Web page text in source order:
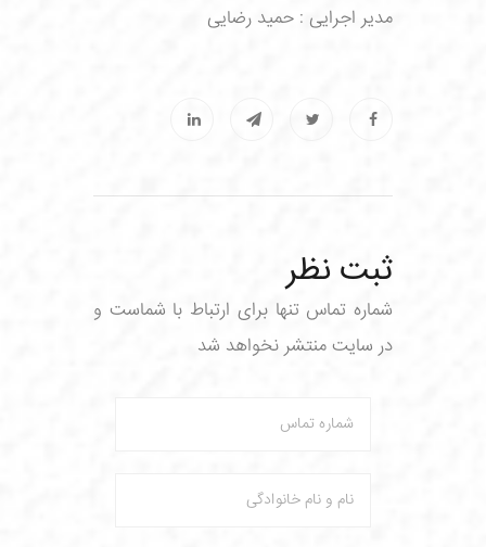
مدیر اجرایی : حمید رضایی
ثبت نظر
شماره تماس تنها برای ارتباط با شماست و
در سایت منتشر نخواهد شد